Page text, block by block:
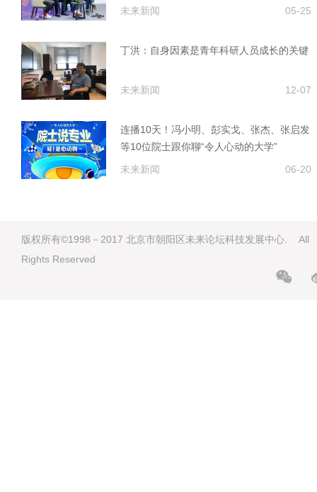
未来新闻
05-25
丁洪：自身因素是青年科研人员成长的关键
未来新闻 12-07
连播10天！冯小明、彭实戈、张杰、张启发
等10位院士跟你聊“令人心动的大学”
未来新闻
06-20
版权所有©1998－2017 北京市朝阳区未来论坛科技发展中心. All
Rights Reserved